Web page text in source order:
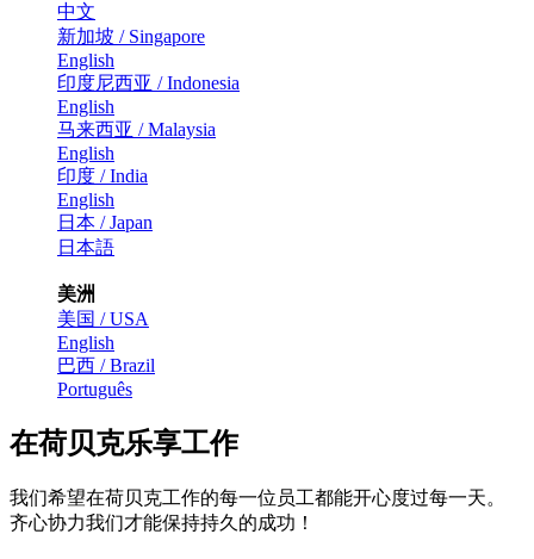
中文
新加坡 / Singapore
English
印度尼西亚 / Indonesia
English
马来西亚 / Malaysia
English
印度 / India
English
日本 / Japan
日本語
美洲
美国 / USA
English
巴西 / Brazil
Português
在荷贝克乐享工作
我们希望在荷贝克工作的每一位员工都能开心度过每一天。
齐心协力我们才能保持持久的成功！